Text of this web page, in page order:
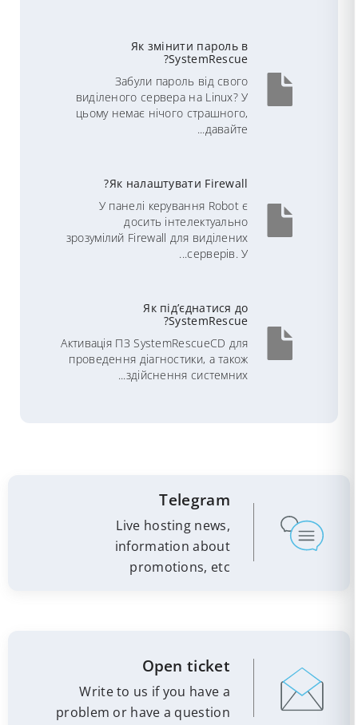
Як змінити пароль в
SystemRescue?
Забули пароль від свого
виділеного сервера на Linux? У
цьому немає нічого страшного,
давайте...
Як налаштувати Firewall?
У панелі керування Robot є
досить інтелектуально
зрозумілий Firewall для виділених
серверів. У...
Як під’єднатися до
SystemRescue?
Активація ПЗ SystemRescueCD для
проведення діагностики, а також
здійснення системних...
Telegram
Live hosting news,
information about
promotions, etc
Open ticket
Write to us if you have a
problem or have a question